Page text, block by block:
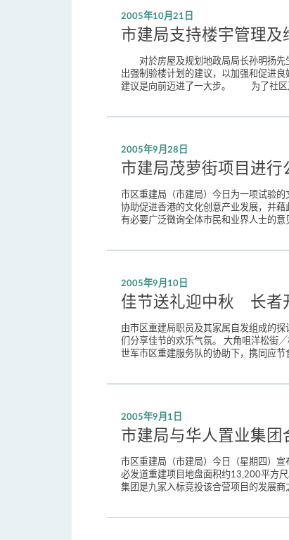
2005年10月21日
市建局支持楼宇管理及
对於房屋及规划地政局局长孙明扬先
出强制验楼计划的建议，以加强和促进
建议是向前迈进了一大步。 为了社区
2005年9月28日
市建局茂萝街项目进行
市区重建局（市建局）今日为一项试验
协助促进香港的文化创意产业发展，并
有必要广泛徵询全体市民和业界人士的
2005年9月10日
佳节送礼迎中秋 长者
由市区重建局职员及其家属自发组成的
们分享佳节的欢乐气氛。 大角咀洋松街
世军市区重建服务队的协助下，携同应
2005年9月1日
市建局与华人置业集
市区重建局（市建局）今日（星期四）
必发道重建项目地盘面积约13,200平方
集团是九家入标竞投该合营项目的发展